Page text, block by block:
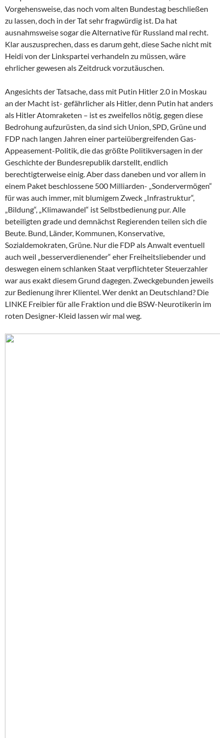
Vorgehensweise, das noch vom alten Bundestag beschließen
zu lassen, doch in der Tat sehr fragwürdig ist. Da hat
ausnahmsweise sogar die Alternative für Russland mal recht.
Klar auszusprechen, dass es darum geht, diese Sache nicht mit
Heidi von der Linkspartei verhandeln zu müssen, wäre
ehrlicher gewesen als Zeitdruck vorzutäuschen.
Angesichts der Tatsache, dass mit Putin Hitler 2.0 in Moskau
an der Macht ist- gefährlicher als Hitler, denn Putin hat anders
als Hitler Atomraketen – ist es zweifellos nötig, gegen diese
Bedrohung aufzurüsten, da sind sich Union, SPD, Grüne und
FDP nach langen Jahren einer parteiübergreifenden Gas-
Appeasement-Politik, die das größte Politikversagen in der
Geschichte der Bundesrepublik darstellt, endlich
berechtigterweise einig. Aber dass daneben und vor allem in
einem Paket beschlossene 500 Milliarden- „Sondervermögen“
für was auch immer, mit blumigem Zweck „Infrastruktur“,
„Bildung“, „Klimawandel“ ist Selbstbedienung pur. Alle
beteiligten grade und demnächst Regierenden teilen sich die
Beute. Bund, Länder, Kommunen, Konservative,
Sozialdemokraten, Grüne. Nur die FDP als Anwalt eventuell
auch weil „besserverdienender“ eher Freiheitsliebender und
deswegen einem schlanken Staat verpflichteter Steuerzahler
war aus exakt diesem Grund dagegen. Zweckgebunden jeweils
zur Bedienung ihrer Klientel. Wer denkt an Deutschland? Die
LINKE Freibier für alle Fraktion und die BSW-Neurotikerin im
roten Designer-Kleid lassen wir mal weg.